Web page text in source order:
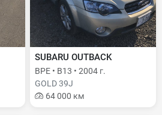
SUBARU OUTBACK
BPE • B13 • 2004 г.
GOLD 39J
64 000 км